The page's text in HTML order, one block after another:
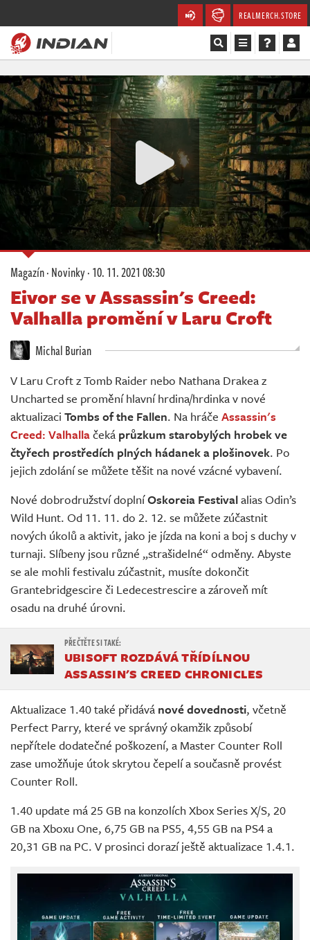
REALMERCH.STORE
Magazín
Recenze
Soutěže
Databáze
Komunita
Redakce
Živě
Magazín·Novinky·10. 11. 2021 08:30
Eivor se v Assassin's Creed:
Valhalla promění v Laru Croft
Michal Burian
V Laru Croft z Tomb Raider nebo Nathana Drakea z
Uncharted se promění hlavní hrdina/hrdinka v nové
aktualizaci Tombs of the Fallen. Na hráče Assassin's
Creed: Valhallačeká průzkum starobylých hrobek ve
čtyřech prostředích plných hádanek a plošinovek. Po
jejich zdolání se můžete těšit na nové vzácné vybavení.
Nové dobrodružství doplníOskoreia Festivalalias Odin’s
Wild Hunt. Od 11. 11. do 2. 12. se můžete zúčastnit
nových úkolů a aktivit, jako je jízda na koni a boj s duchy v
turnaji. Slíbeny jsou různé „strašidelné“ odměny. Abyste
se ale mohli festivalu zúčastnit, musíte dokončit
Grantebridgescire či Ledecestrescire a zároveň mít
osadu na druhé úrovni.
UBISOFT ROZDÁVÁ TŘÍDÍLNOU
ASSASSIN'S CREED CHRONICLES
Aktualizace 1.40 také přidává nové dovednosti, včetně
Perfect Parry, které ve správný okamžik způsobí
nepřítele dodatečné poškození, a Master Counter Roll
zase umožňuje útok skrytou čepelí a současně provést
Counter Roll.
1.40 update má 25 GB na konzolích Xbox Series X/S, 20
GB na Xboxu One, 6,75 GB na PS5, 4,55 GB na PS4 a
20,31 GB na PC. V prosinci dorazí ještě aktualizace 1.4.1.